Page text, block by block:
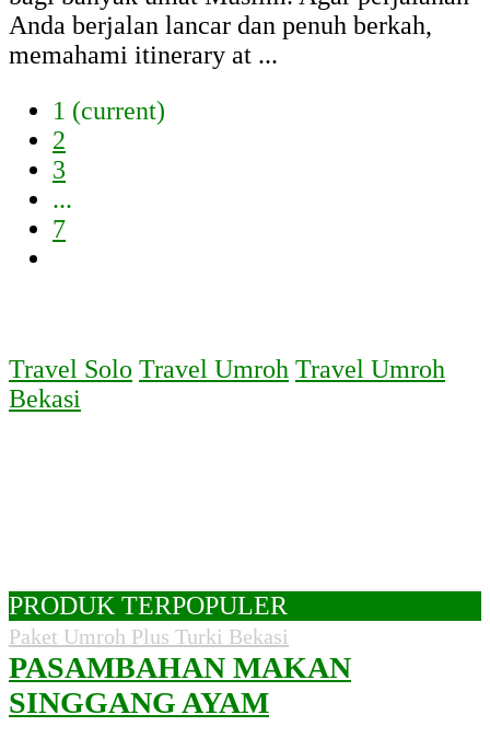
Anda berjalan lancar dan penuh berkah,
memahami itinerary at ...
1 (current)
2
3
...
7
Travel Solo Travel Umroh Travel Umroh
Bekasi
PRODUK TERPOPULER
Paket Umroh Plus Turki Bekasi
PASAMBAHAN MAKAN
SINGGANG AYAM